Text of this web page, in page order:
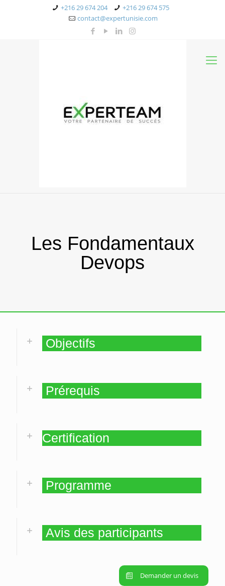
+216 29 674 204
+216 29 674 575
contact@expertunisie.com
Les Fondamentaux
Devops
Objectifs
Prérequis
Certification
Programme
Avis des participants
Demander un devis